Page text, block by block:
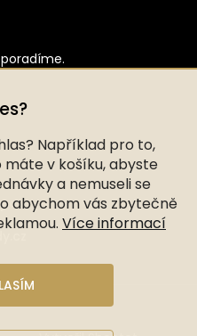
Například pro to,
v košíku, abyste
a nemuseli se
abychom vás zbytečně
Více informací